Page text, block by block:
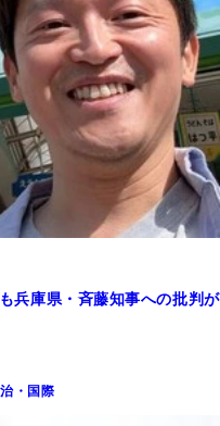
兵庫県・斉藤知事への批判が
・国際